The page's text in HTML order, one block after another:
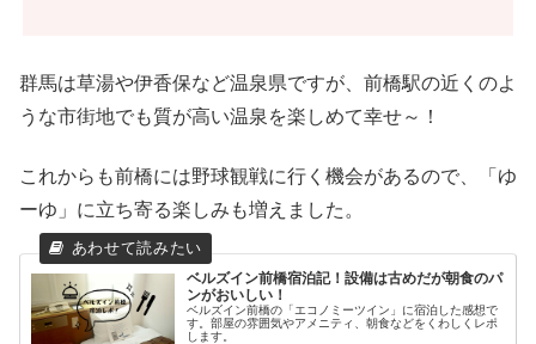
群馬は草湯や伊香保など温泉県ですが、前橋駅の近くのよ
うな市街地でも質が高い温泉を楽しめて幸せ～！
これからも前橋には野球観戦に行く機会があるので、「ゆ
ーゆ」に立ち寄る楽しみも増えました。
ベルズイン前橋宿泊記！設備は古めだが朝食のパ
ンがおいしい！
ベルズイン前橋の「エコノミーツイン」に宿泊した感想で
す。部屋の雰囲気やアメニティ、朝食などをくわしくレポ
します。